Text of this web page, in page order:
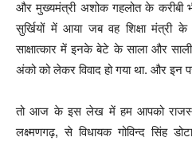
और मुख्यमंत्री अशोक गहलोत के करीबी
सुर्खियों में आया जब वह शिक्षा
साक्षात्कार में इनके बेटे के साला और
अंको को लेकर विवाद हो गया था. और इन
तो आज के इस लेख में हम आपको
लक्ष्मणगढ़, से विधायक गोविन्द सिंह